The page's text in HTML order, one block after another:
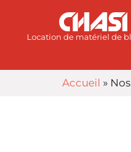
Location de matériel de
Accueil »